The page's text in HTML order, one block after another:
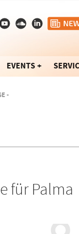
EVENTS
-
für Palma